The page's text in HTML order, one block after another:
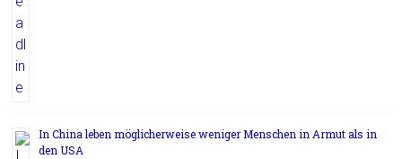
In China leben möglicherweise weniger Menschen in Armut als in
den USA